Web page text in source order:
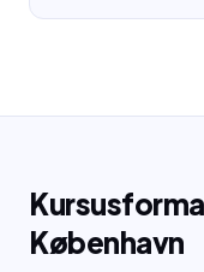
København